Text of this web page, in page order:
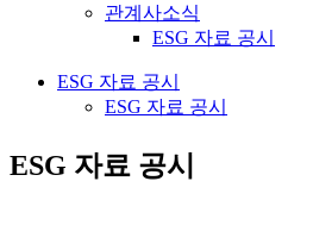
관계사소식
ESG 자료 공시
ESG 자료 공시
ESG 자료 공시
ESG 자료 공시